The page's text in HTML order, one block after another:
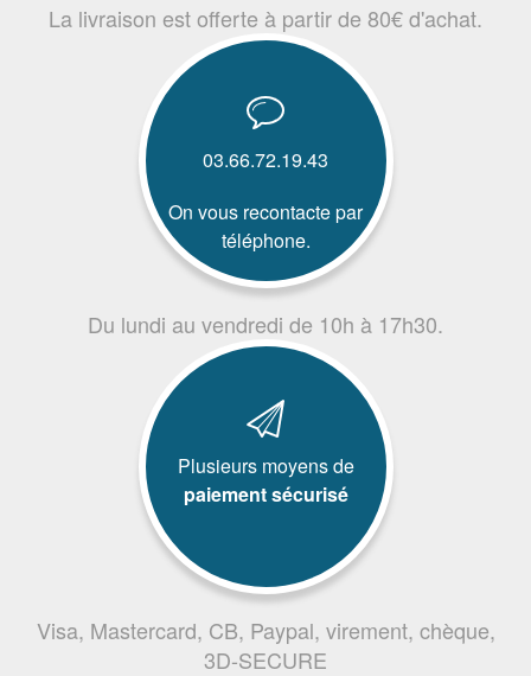
La livraison est offerte à partir de 80€ d'achat.
03.66.72.19.43
On vous recontacte par
téléphone.
Du lundi au vendredi de 10h à 17h30.
Plusieurs moyens de
paiement sécurisé
Visa, Mastercard, CB, Paypal, virement, chèque,
3D-SECURE